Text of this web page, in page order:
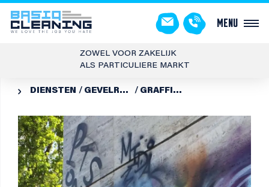
Menu
ZOWEL VOOR ZAKELIJK
ALS PARTICULIERE MARKT
 DIENSTEN GEVELREINIGING GRAFFITI VERWIJDEREN + ANTI GRAFFITICOATING